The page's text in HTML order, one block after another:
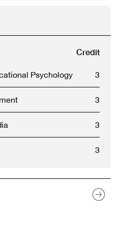
Credit
Psychology 3
3
3
3